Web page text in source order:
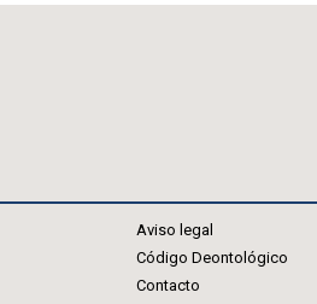
Aviso legal
Código Deontológico
Contacto